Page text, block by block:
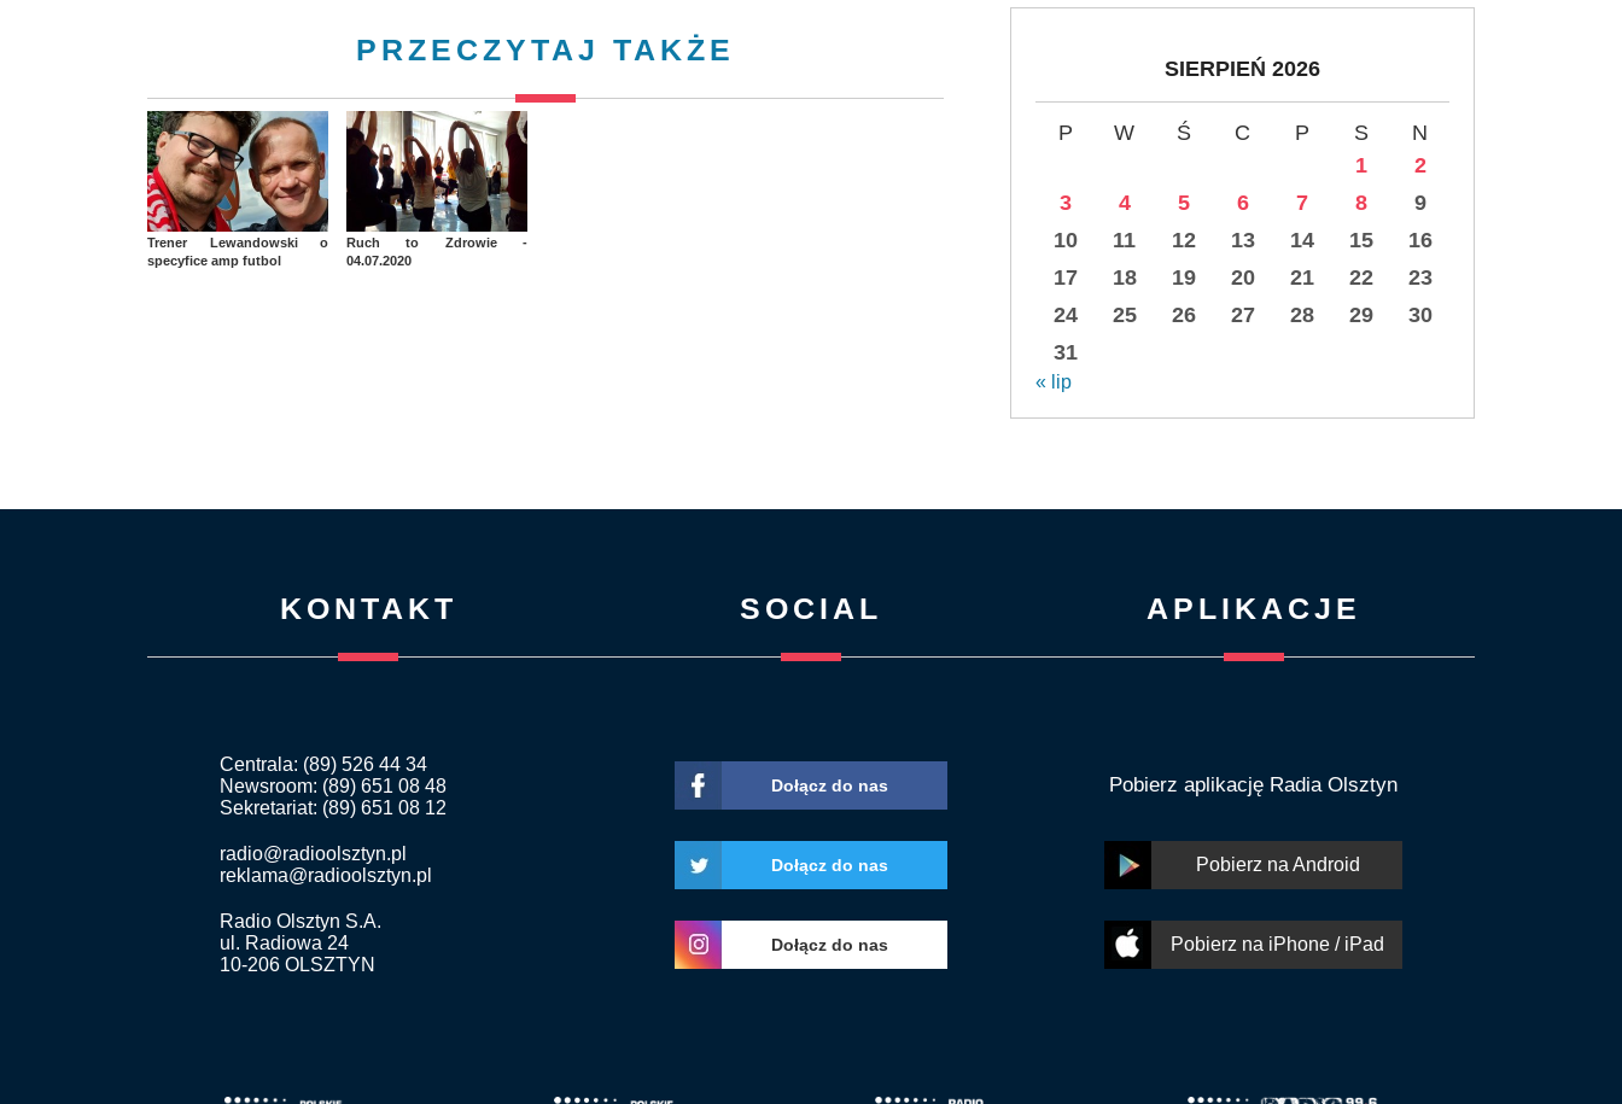
PRZECZYTAJ TAKŻE
Trener Lewandowski o
specyfice amp futbol
Ruch to Zdrowie -
04.07.2020
SIERPIEŃ 2026
P W Ś C P S
N
1
2
3
4 5 6 7 8
9
10
11 12 13 14 15
16
17
18 19 20 21 22
23
24
25 26 27 28 29
30
31
« lip
KONTAKT
Centrala: (89) 526 44 34
Newsroom: (89) 651 08 48
Sekretariat: (89) 651 08 12
radio@radioolsztyn.pl
reklama@radioolsztyn.pl
Radio Olsztyn S.A.
ul. Radiowa 24
10-206 OLSZTYN
SOCIAL
Dołącz do nas
Dołącz do nas
Dołącz do nas
APLIKACJE
Pobierz aplikację Radia Olsztyn
Pobierz na Android
Pobierz na iPhone / iPad